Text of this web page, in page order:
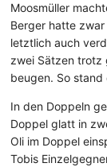
Moosmüller
Berger hatte
letztlich auch
zwei Sätzen trotz
beugen. So stand
In den Doppeln
Doppel glatt in
Oli im Doppel
Tobis